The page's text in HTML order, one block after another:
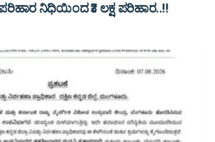
ನಿಧಿಯಿಂದ ₹3 ಲಕ್ಷ ಪರಿಹಾರ..!!